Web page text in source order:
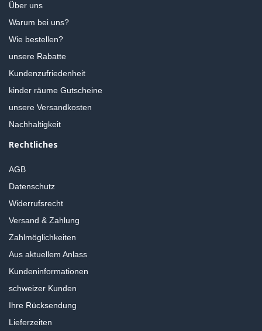
Über uns
Warum bei uns?
Wie bestellen?
unsere Rabatte
Kundenzufriedenheit
kinder räume Gutscheine
unsere Versandkosten
Nachhaltigkeit
Rechtliches
AGB
Datenschutz
Widerrufsrecht
Versand & Zahlung
Zahlmöglichkeiten
Aus aktuellem Anlass
Kundeninformationen
schweizer Kunden
Ihre Rücksendung
Lieferzeiten